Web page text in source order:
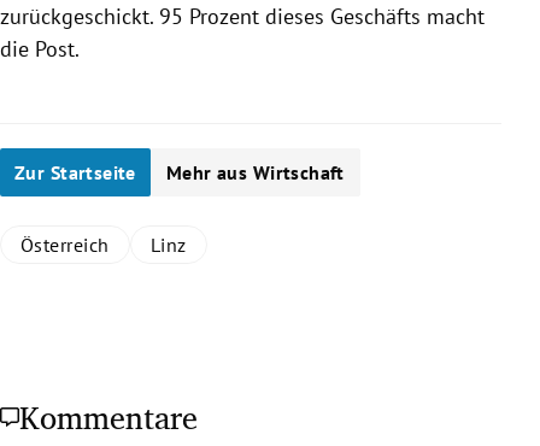
zurückgeschickt. 95 Prozent dieses Geschäfts macht
die Post.
Zur Startseite Mehr aus Wirtschaft
Österreich Linz
Kommentare